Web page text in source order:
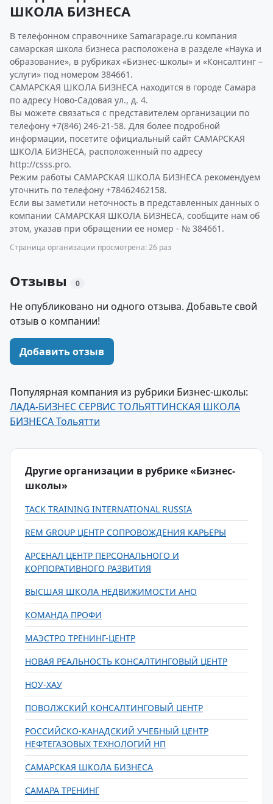
ШКОЛА БИЗНЕСА
В телефонном справочнике Samarapage.ru компания
самарская школа бизнеса расположена в разделе «Наука и
образование», в рубриках «Бизнес-школы» и «Консалтинг –
услуги» под номером 384661.
САМАРСКАЯ ШКОЛА БИЗНЕСА находится в городе Самара
по адресу Ново-Садовая ул., д. 4.
Вы можете связаться с представителем организации по
телефону +7(846) 246-21-58. Для более подробной
информации, посетите официальный сайт САМАРСКАЯ
ШКОЛА БИЗНЕСА, расположенный по адресу
http://csss.pro.
Режим работы САМАРСКАЯ ШКОЛА БИЗНЕСА рекомендуем
уточнить по телефону +78462462158.
Если вы заметили неточность в представленных данных о
компании САМАРСКАЯ ШКОЛА БИЗНЕСА, сообщите нам об
этом, указав при обращении ее номер - № 384661.
Страница организации просмотрена: 26 раз
Отзывы 0
Не опубликовано ни одного отзыва. Добавьте свой
отзыв о компании!
Добавить отзыв
Популярная компания из рубрики Бизнес-школы:
ЛАДА-БИЗНЕС СЕРВИС ТОЛЬЯТТИНСКАЯ ШКОЛА
БИЗНЕСА Тольятти
Другие организации в рубрике «Бизнес-
школы»
ТАСК TRAINING INTERNATIONAL RUSSIA
REM GROUP ЦЕНТР СОПРОВОЖДЕНИЯ КАРЬЕРЫ
АРСЕНАЛ ЦЕНТР ПЕРСОНАЛЬНОГО И
КОРПОРАТИВНОГО РАЗВИТИЯ
ВЫСШАЯ ШКОЛА НЕДВИЖИМОСТИ АНО
КОМАНДА ПРОФИ
МАЭСТРО ТРЕНИНГ-ЦЕНТР
НОВАЯ РЕАЛЬНОСТЬ КОНСАЛТИНГОВЫЙ ЦЕНТР
НОУ-ХАУ
ПОВОЛЖСКИЙ КОНСАЛТИНГОВЫЙ ЦЕНТР
РОССИЙСКО-КАНАДСКИЙ УЧЕБНЫЙ ЦЕНТР
НЕФТЕГАЗОВЫХ ТЕХНОЛОГИЙ НП
САМАРСКАЯ ШКОЛА БИЗНЕСА
САМАРА ТРЕНИНГ